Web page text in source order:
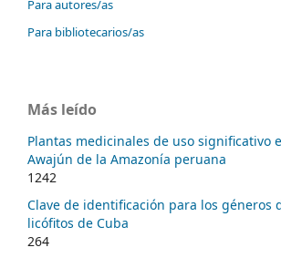
Para autores/as
Para bibliotecarios/as
Más leído
Plantas medicinales de uso significativo
Awajún de la Amazonía peruana
1242
Clave de identificación para los géneros
licófitos de Cuba
264